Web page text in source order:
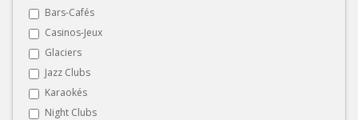
Bars-Cafés
Casinos-Jeux
Glaciers
Jazz Clubs
Karaokés
Night Clubs